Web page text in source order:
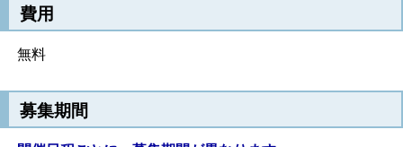
費用
無料
募集期間